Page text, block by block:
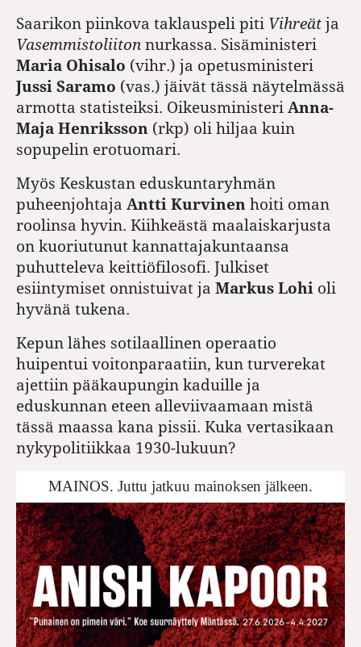
Saarikon piinkova taklauspeli piti Vihreät ja
Vasemmistoliiton nurkassa. Sisäministeri
Maria Ohisalo (vihr.) ja opetusministeri
Jussi Saramo (vas.) jäivät tässä näytelmässä
armotta statisteiksi. Oikeusministeri Anna-
Maja Henriksson (rkp) oli hiljaa kuin
sopupelin erotuomari.
Myös Keskustan eduskuntaryhmän
puheenjohtaja Antti Kurvinen hoiti oman
roolinsa hyvin. Kiihkeästä maalaiskarjusta
on kuoriutunut kannattajakuntaansa
puhutteleva keittiöfilosofi. Julkiset
esiintymiset onnistuivat ja Markus Lohi oli
hyvänä tukena.
Kepun lähes sotilaallinen operaatio
huipentui voitonparaatiin, kun turverekat
ajettiin pääkaupungin kaduille ja
eduskunnan eteen alleviivaamaan mistä
tässä maassa kana pissii. Kuka vertasikaan
nykypolitiikkaa 1930-lukuun?
MAINOS. Juttu jatkuu mainoksen jälkeen.